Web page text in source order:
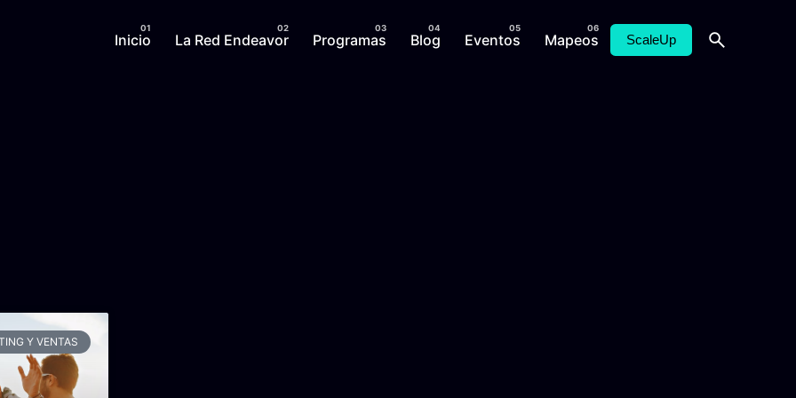
Inicio La Red Endeavor Programas Blog Eventos Mapeos ScaleUp
Y VENTAS